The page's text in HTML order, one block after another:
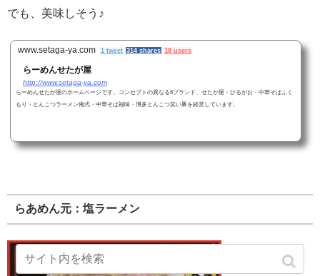
でも、美味しそう♪
www.setaga-ya.com 1 tweet 314 shares 18 users
らーめんせたが屋
http://www.setaga-ya.com
らーめんせたが屋のホームページです。コンセプトの異なる6ブランド、せたが屋・ひるがお・中華そばふく
もり・とんこつラーメン俺式・中華そば福味・博多とんこつ笑い豚を経営しています。
らあめん元：塩ラーメン